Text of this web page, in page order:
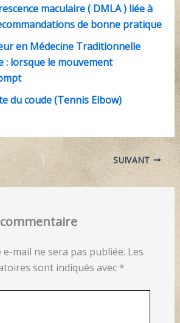
maculaire ( DMLA ) liée à
de bonne pratique
en Médecine Traditionnelle
: lorsque le mouvement
du coude (Tennis Elbow)
SUIVANT
mail ne sera pas publiée. Les
sont indiqués avec *